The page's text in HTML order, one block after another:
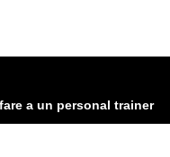
a un personal trainer